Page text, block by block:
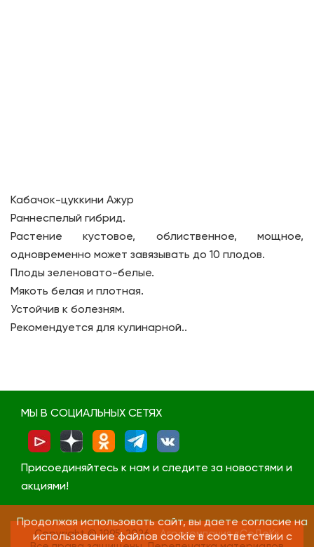
Кабачок-цуккини Ажур
Раннеспелый гибрид.
Растение кустовое, облиственное, мощное,
одновременно может завязывать до 10 плодов.
Плоды зеленовато-белые.
Мякоть белая и плотная.
Устойчив к болезням.
Рекомендуется для кулинарной..
МЫ В СОЦИАЛЬНЫХ СЕТЯХ
Присоединяйтесь к нам и следите за новостями и
акциями!
Copyright © 1995-2026
Агрокомпания «СеДеК»
Продолжая использовать сайт, вы даете согласие на
использование файлов cookie в соответствии с